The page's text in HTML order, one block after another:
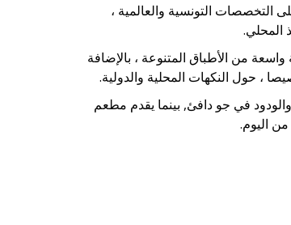
التخصصات التونسية والعالمية ،
المحلي.
من الأطباق المتنوعة ، بالإضافة
حول النكهات المحلية والدولية.
في جو دافئ, بينما يقدم مطعم
اليوم.